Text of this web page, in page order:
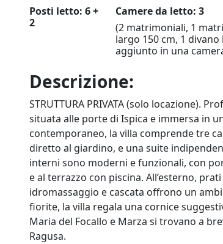
Posti letto: 6 +
2
Camere da letto: 3
(2 matrimoniali, 1
largo 150 cm, 1
aggiunto in una
Descrizione:
STRUTTURA PRIVATA (solo locazione).
situata alle porte di Ispica e immersa in
contemporaneo, la villa comprende tre
diretto al giardino, e una suite
interni sono moderni e funzionali, con
e al terrazzo con piscina. All’esterno,
idromassaggio e cascata offrono un
fiorite, la villa regala una cornice
Maria del Focallo e Marza si trovano a
Ragusa.